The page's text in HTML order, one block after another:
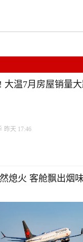
大温7月房屋销量
昨天 17:46
熄火 客舱飘出烟